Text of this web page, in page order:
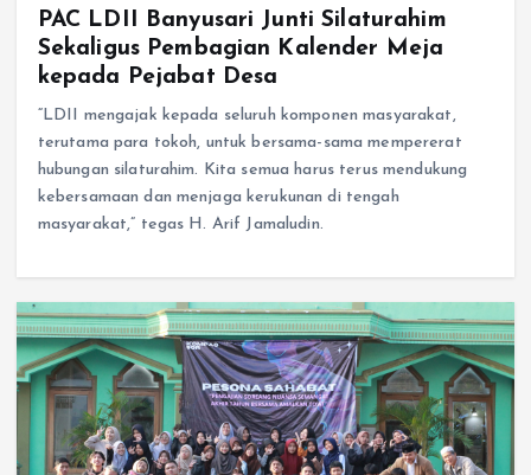
PAC LDII Banyusari Junti Silaturahim
Sekaligus Pembagian Kalender Meja
kepada Pejabat Desa
“LDII mengajak kepada seluruh komponen masyarakat,
terutama para tokoh, untuk bersama-sama mempererat
hubungan silaturahim. Kita semua harus terus mendukung
kebersamaan dan menjaga kerukunan di tengah
masyarakat,” tegas H. Arif Jamaludin.